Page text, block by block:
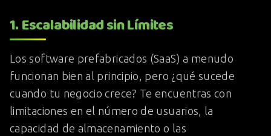
1. Escalabilidad sin Límites
Los software prefabricados (SaaS) a menudo
funcionan bien al principio, pero ¿qué sucede
cuando tu negocio crece? Te encuentras con
limitaciones en el número de usuarios, la
capacidad de almacenamiento o las